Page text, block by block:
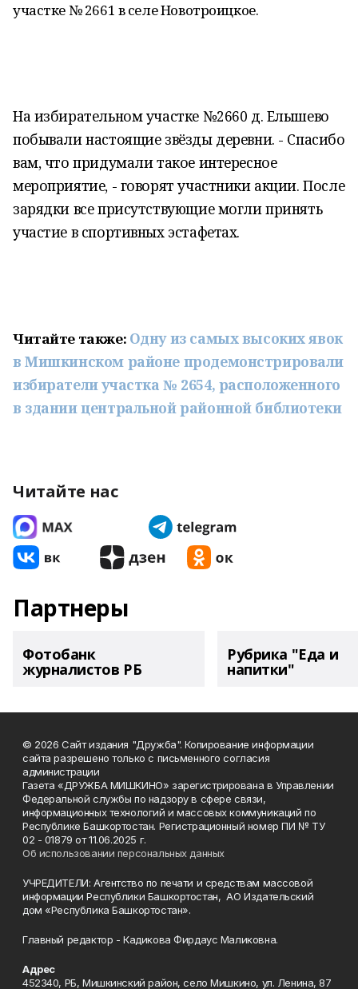
участке № 2661 в селе Новотроицкое.
На избирательном участке №2660 д. Елышево
побывали настоящие звёзды деревни. - Спасибо
вам, что придумали такое интересное
мероприятие, - говорят участники акции. После
зарядки все присутствующие могли принять
участие в спортивных эстафетах.
Читайте также: Одну из самых высоких явок
в Мишкинском районе продемонстрировали
избиратели участка № 2654, расположенного
в здании центральной районной библиотеки
Читайте нас
Партнеры
Фотобанк
журналистов РБ
Рубрика "Еда и
напитки"
© 2026 Сайт издания "Дружба". Копирование информации
сайта разрешено только с письменного согласия
администрации
Газета «ДРУЖБА МИШКИНО» зарегистрирована в Управлении
Федеральной службы по надзору в сфере связи,
информационных технологий и массовых коммуникаций по
Республике Башкортостан. Регистрационный номер ПИ № ТУ
02 - 01879 от 11.06.2025 г.
Об использовании персональных данных
УЧРЕДИТЕЛИ: Агентство по печати и средствам массовой
информации Республики Башкортостан, АО Издательский
дом «Республика Башкортостан».
Главный редактор - Кадикова Фирдаус Маликовна.
Адрес
452340, РБ, Мишкинский район, село Мишкино, ул. Ленина, 87